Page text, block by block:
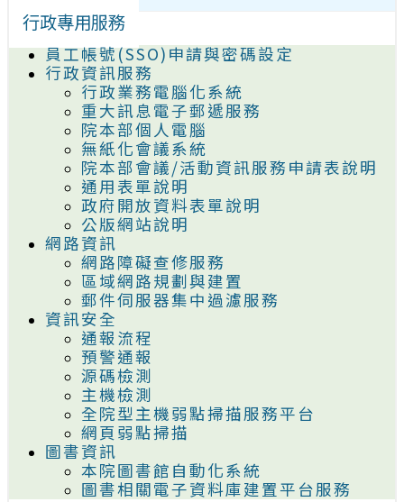
行政專用服務
員工帳號(SSO)申請與密碼設定
行政資訊服務
行政業務電腦化系統
重大訊息電子郵遞服務
院本部個人電腦
無紙化會議系統
院本部會議/活動資訊服務申請表說明
通用表單說明
政府開放資料表單說明
公版網站說明
網路資訊
網路障礙查修服務
區域網路規劃與建置
郵件伺服器集中過濾服務
資訊安全
通報流程
預警通報
源碼檢測
主機檢測
全院型主機弱點掃描服務平台
網頁弱點掃描
圖書資訊
本院圖書館自動化系統
圖書相關電子資料庫建置平台服務